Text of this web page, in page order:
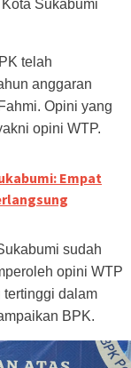
Sukabumi
telah
anggaran
Opini yang
opini WTP.
Empat
sudah
opini WTP
tertinggi dalam
BPK.